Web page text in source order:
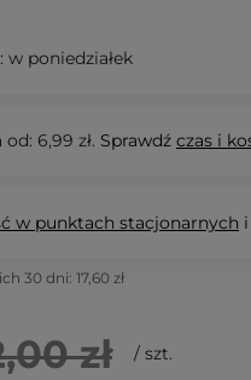
w poniedziałek
6,99 zł. Sprawdź czas i
w punktach stacjonarnych i
30 dni: 17,60 zł
zł / szt.